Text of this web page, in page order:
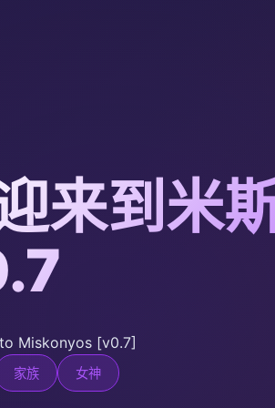
来到米
Miskonyos [v0.7]
家族 女神